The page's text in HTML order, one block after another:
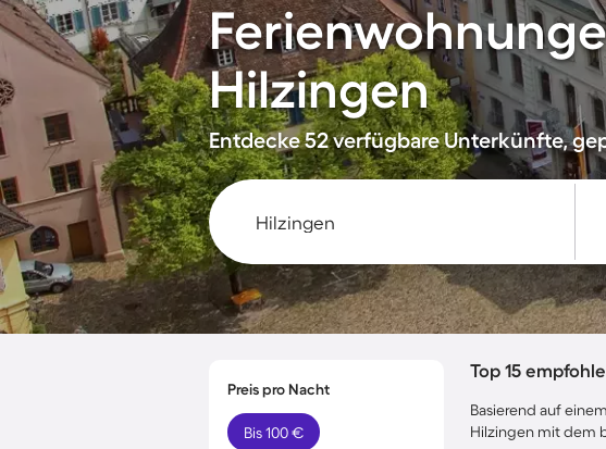
Hilzingen
Entdecke 52 verfügbare Unterkünfte,
Preis pro Nacht
Bis 100 €
Top 15
Basierend auf
Hilzingen mit dem